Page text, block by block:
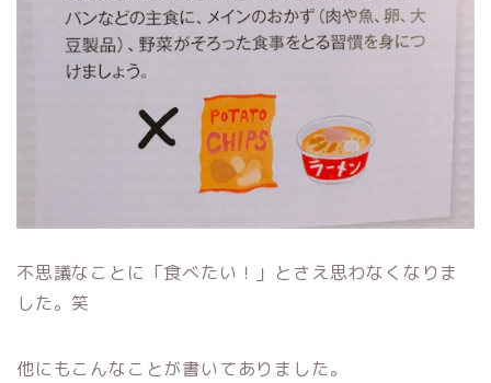
不思議なことに「食べたい！」とさえ思わなくなりま
した。笑
他にもこんなことが書いてありました。